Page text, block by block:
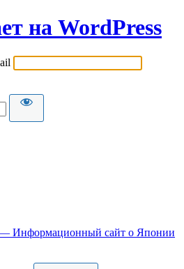
на WordPress
Информационный сайт о Японии